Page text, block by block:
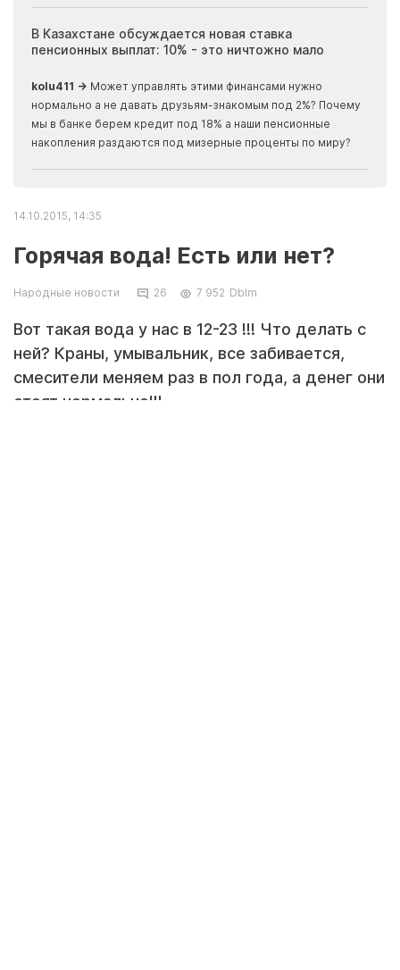
В Казахстане обсуждается новая ставка
пенсионных выплат: 10% - это ничтожно мало
kolu411 → Может управлять этими финансами нужно
нормально а не давать друзьям-знакомым под 2%? Почему
мы в банке берем кредит под 18% а наши пенсионные
накопления раздаются под мизерные проценты по миру?
14.10.2015, 14:35
Горячая вода! Есть или нет?
Народные новости 26 7 952 DbIm
Вот такая вода у нас в 12-23 !!! Что делать с
ней? Краны, умывальник, все забивается,
смесители меняем раз в пол года, а денег они
стоят нормально!!!